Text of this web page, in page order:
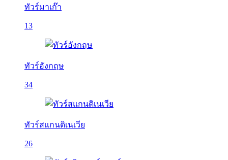
ทัวร์มาเก๊า
13
ทัวร์อังกฤษ
34
ทัวร์สแกนดิเนเวีย
26